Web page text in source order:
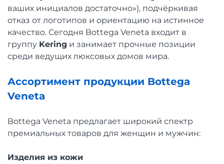
ваших инициалов достаточно»), подчёркивая
отказ от логотипов и ориентацию на истинное
качество. Сегодня Bottega Veneta входит в
группу Kering и занимает прочные позиции
среди ведущих люксовых домов мира.
Ассортимент продукции Bottega
Veneta
Bottega Veneta предлагает широкий спектр
премиальных товаров для женщин и мужчин:
Изделия из кожи